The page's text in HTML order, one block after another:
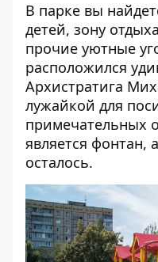
В парке вы
детей, зону
прочие уютные
расположился
Архистратига
лужайкой для
примечательных
является фонтан,
осталось.